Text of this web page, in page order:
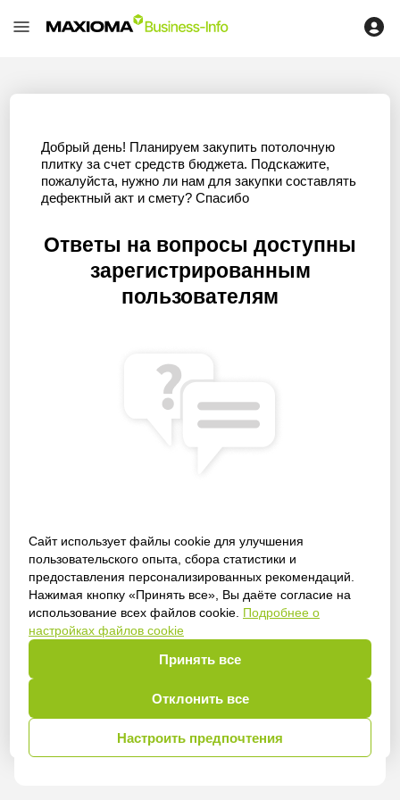
Сайт использует файлы cookie для улучшения
пользовательского опыта, сбора статистики и
предоставления персонализированных рекомендаций.
Нажимая кнопку «Принять все», Вы даёте согласие на
использование всех файлов cookie. Подробнее о
настройках файлов cookie
Принять все
Отклонить все
Настроить предпочтения
Добрый день! Планируем закупить потолочную
плитку за счет средств бюджета. Подскажите,
пожалуйста, нужно ли нам для закупки составлять
дефектный акт и смету? Спасибо
Ответы на вопросы доступны
зарегистрированным
пользователям
Получить доступ
Войти